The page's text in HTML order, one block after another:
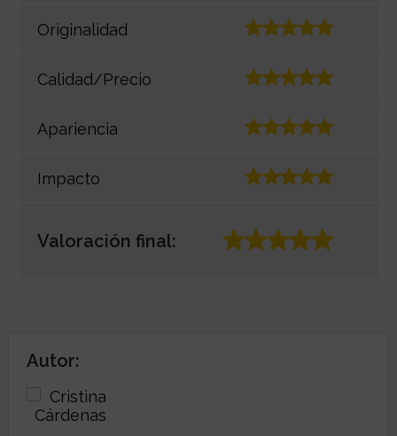
Originalidad
Calidad/Precio
Apariencia
Impacto
Valoración final:
Autor: